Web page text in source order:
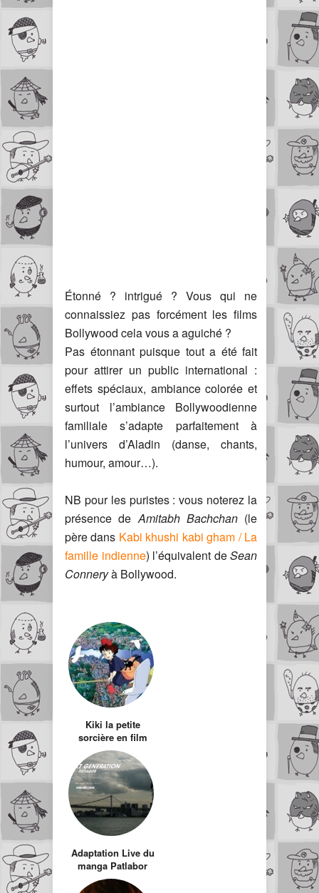
Étonné ? intrigué ? Vous qui ne
connaissiez pas forcément les films
Bollywood cela vous a aguiché ?
Pas étonnant puisque tout a été fait
pour attirer un public international :
effets spéciaux, ambiance colorée et
surtout l’ambiance Bollywoodienne
familiale s’adapte parfaitement à
l’univers d’Aladin (danse, chants,
humour, amour…).
NB pour les puristes : vous noterez la
présence de Amitabh Bachchan(le
père dans Kabi khushi kabi gham / La
famille indienne) l’équivalent deSean
Conneryà Bollywood.
Kiki la petite
sorcière en film
Live
Adaptation Live du
manga Patlabor